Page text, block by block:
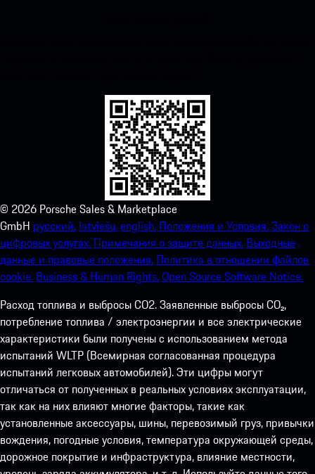
© 2026 Porsche Sales & Marketplace
GmbH русский. latviešu.english. Положения и Условия.Закон о
цифровых услугах. Примечания о защите данных. Выходные
данные и правовые положения. Политика в отношении файлов
cookie. Business & Human Rights.Open Source Software Notice.
Расход топлива и выбросы СО2. Заявленные выбросы CO₂,
потребление топлива / электроэнергии и все электрические
характеристики были получены с использованием метода
испытаний WLTP (Всемирная согласованная процедура
испытаний легковых автомобилей). Эти цифры могут
отличаться от полученных в реальных условиях эксплуатации,
так как на них влияют многие факторы, такие как
установленные аксессуары, шины, перевозимый груз, привычки
вождения, погодные условия, температура окружающей среды,
дорожное покрытие и инфраструктура, влияние местности,